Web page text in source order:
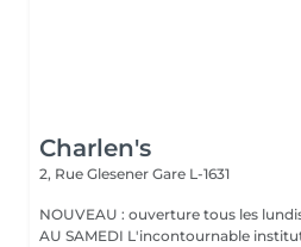
Charlen's
2, Rue Glesener Gare L-1631
NOUVEAU : ouverture tous les
AU SAMEDI L'incontournable institut de beauté à Luxembourg.